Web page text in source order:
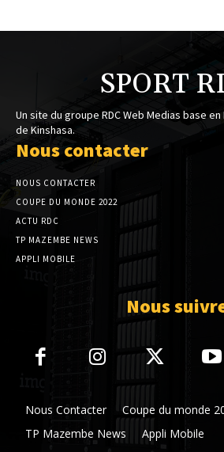
SPORT
Un site du groupe RDC Web Medias base en
de Kinshasa.
Nous contacter
NOUS CONTACTER
COUPE DU MONDE 2022
ACTU RDC
TP MAZEMBE NEWS
APPLI MOBILE
Nous
Nous Contacter Coupe du monde
TP Mazembe News
Appli Mobile